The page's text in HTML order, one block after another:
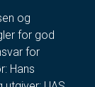
og
for god
for
Hans